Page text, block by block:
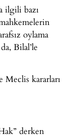
ilgili bazı
oylama
Bilal’le
kararları
derken